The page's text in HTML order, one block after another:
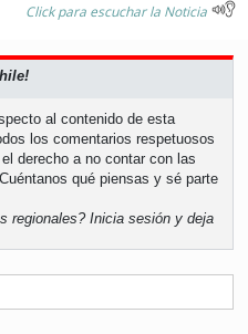
Click para escuchar la Noticia
al contenido de esta
los comentarios respetuosos
derecho a no contar con las
qué piensas y sé parte
regionales?Inicia sesión y deja